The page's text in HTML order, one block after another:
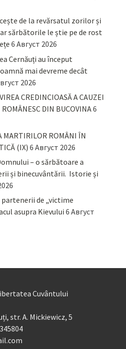
de la revărsatul zorilor și
sărbătorile le știe pe de rost
6 Август 2026
Cernăuți au început
mai devreme decât
2026
CREDINCIOASĂ A CAUZEI
DIN BUCOVINA6
MARTIRILOR ROMÂNI ÎN
(IX) 6 Август 2026
– o sărbătoare a
și binecuvântării. Istorie și
de „victime
asupra Kievului 6 Август
Cuvântului
str. A. Mickiewicz, 5